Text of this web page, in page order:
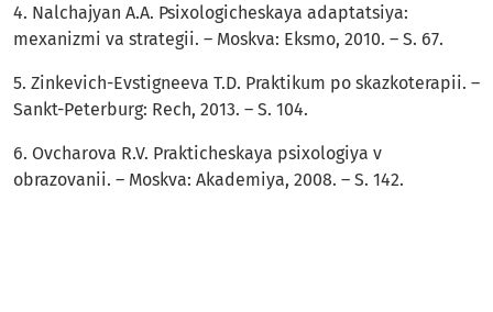
4. Nalchajyan A.A. Psixologicheskaya adaptatsiya:
mexanizmi va strategii. – Moskva: Eksmo, 2010. – S. 67.
5. Zinkevich-Evstigneeva T.D. Praktikum po skazkoterapii. –
Sankt-Peterburg: Rech, 2013. – S. 104.
6. Ovcharova R.V. Prakticheskaya psixologiya v
obrazovanii. – Moskva: Akademiya, 2008. – S. 142.